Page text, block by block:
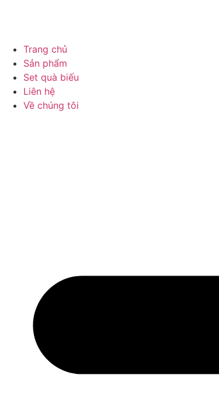
Trang chủ
Sản phẩm
Set quà biếu
Liên hệ
Về chúng tôi